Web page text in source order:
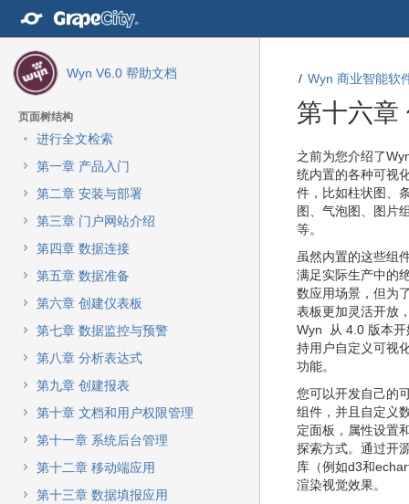
Wyn V6.0 帮助文档
页面树结构
进行全文检索
第一章 产品入门
第二章 安装与部署
第三章 门户网站介绍
第四章 数据连接
第五章 数据准备
第六章 创建仪表板
第七章 数据监控与预警
第八章 分析表达式
第九章 创建报表
第十章 文档和用户权限管理
第十一章 系统后台管理
第十二章 移动端应用
第十三章 数据填报应用
Wyn 商业智能软
第十六章
转
至
元
数
据
尾
转
至
元
数
据
始
之前为您介绍了
统内置的各种可视
件，比如柱状图、
图、气泡图、图片
等。
虽然内置的这些组
满足实际生产中的
数应用场景，但为
表板更加灵活开放
Wyn 从 4.0 版本开
持用户自定义可视
功能。
您可以开发自己的
组件，并且自定义
定面板，属性设置
探索方式。通过开
库（例如d3和
渲染视觉效果。